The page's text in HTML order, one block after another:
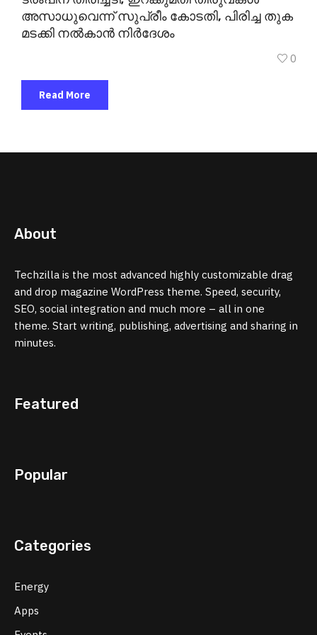
അസാധുവെന്ന് സുപ്രീം കോടതി, പിരിച്ച തുക
മടക്കി നൽകാൻ നിർദേശം
0
Read More
About
Techzilla is the most advanced highly customizable drag
and drop magazine WordPress theme. Speed, security,
SEO, social integration and much more – all in one
theme. Start writing, publishing, advertising and sharing in
minutes.
Featured
Popular
Categories
Energy
Apps